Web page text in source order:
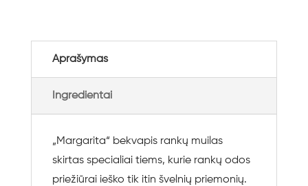
Aprašymas
Ingredientai
„Margarita“ bekvapis rankų muilas
skirtas specialiai tiems, kurie rankų odos
priežiūrai ieško tik itin švelnių priemonių.